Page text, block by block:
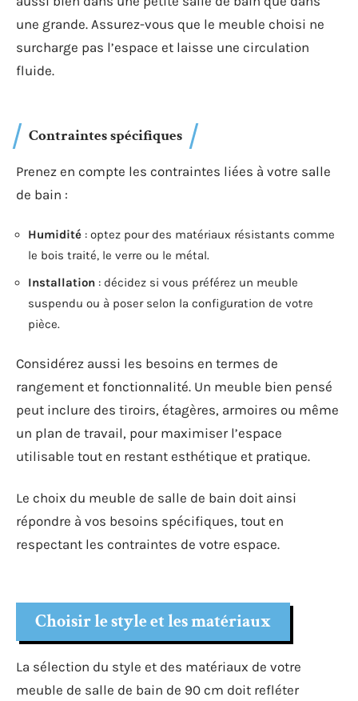
une grande. Assurez-vous que le meuble choisi ne
surcharge pas l’espace et laisse une circulation
fluide.
Contraintes spécifiques
Prenez en compte les contraintes liées à votre salle
de bain :
Humidité : optez pour des matériaux résistants comme
le bois traité, le verre ou le métal.
Installation : décidez si vous préférez un meuble
suspendu ou à poser selon la configuration de votre
pièce.
Considérez aussi les besoins en termes de
rangement et fonctionnalité. Un meuble bien pensé
peut inclure des tiroirs, étagères, armoires ou même
un plan de travail, pour maximiser l’espace
utilisable tout en restant esthétique et pratique.
Le choix du meuble de salle de bain doit ainsi
répondre à vos besoins spécifiques, tout en
respectant les contraintes de votre espace.
Choisir le style et les matériaux
La sélection du style et des matériaux de votre
meuble de salle de bain de 90 cm doit refléter